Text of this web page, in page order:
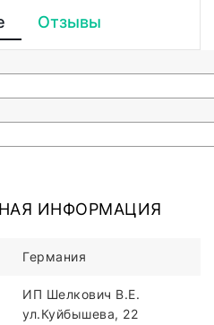
Отзывы
ИНФОРМАЦИЯ
Германия
ИП Шелкович В.Е.
ул.Куйбышева, 22